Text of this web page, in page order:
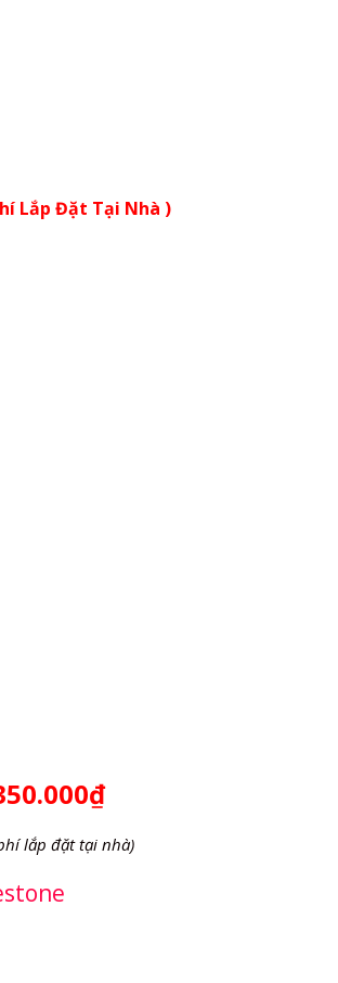
Lắp Đặt Tại Nhà )
lắp đặt tại nhà)